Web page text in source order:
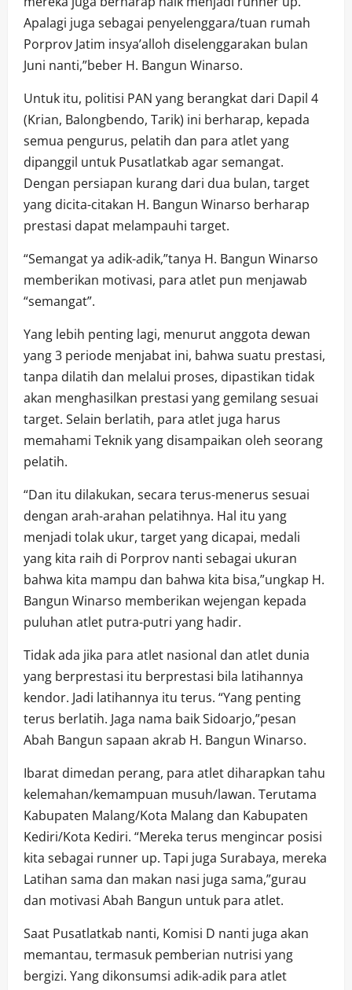
Apalagi juga sebagai penyelenggara/tuan rumah
Porprov Jatim insya’alloh diselenggarakan bulan
Juni nanti,”beber H. Bangun Winarso.
Untuk itu, politisi PAN yang berangkat dari Dapil 4
(Krian, Balongbendo, Tarik) ini berharap, kepada
semua pengurus, pelatih dan para atlet yang
dipanggil untuk Pusatlatkab agar semangat.
Dengan persiapan kurang dari dua bulan, target
yang dicita-citakan H. Bangun Winarso berharap
prestasi dapat melampauhi target.
“Semangat ya adik-adik,”tanya H. Bangun Winarso
memberikan motivasi, para atlet pun menjawab
“semangat”.
Yang lebih penting lagi, menurut anggota dewan
yang 3 periode menjabat ini, bahwa suatu prestasi,
tanpa dilatih dan melalui proses, dipastikan tidak
akan menghasilkan prestasi yang gemilang sesuai
target. Selain berlatih, para atlet juga harus
memahami Teknik yang disampaikan oleh seorang
pelatih.
“Dan itu dilakukan, secara terus-menerus sesuai
dengan arah-arahan pelatihnya. Hal itu yang
menjadi tolak ukur, target yang dicapai, medali
yang kita raih di Porprov nanti sebagai ukuran
bahwa kita mampu dan bahwa kita bisa,”ungkap H.
Bangun Winarso memberikan wejengan kepada
puluhan atlet putra-putri yang hadir.
Tidak ada jika para atlet nasional dan atlet dunia
yang berprestasi itu berprestasi bila latihannya
kendor. Jadi latihannya itu terus. “Yang penting
terus berlatih. Jaga nama baik Sidoarjo,”pesan
Abah Bangun sapaan akrab H. Bangun Winarso.
Ibarat dimedan perang, para atlet diharapkan tahu
kelemahan/kemampuan musuh/lawan. Terutama
Kabupaten Malang/Kota Malang dan Kabupaten
Kediri/Kota Kediri. “Mereka terus mengincar posisi
kita sebagai runner up. Tapi juga Surabaya, mereka
Latihan sama dan makan nasi juga sama,”gurau
dan motivasi Abah Bangun untuk para atlet.
Saat Pusatlatkab nanti, Komisi D nanti juga akan
memantau, termasuk pemberian nutrisi yang
bergizi. Yang dikonsumsi adik-adik para atlet